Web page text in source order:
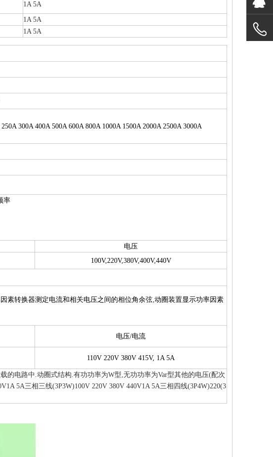
1A 5A
1A 5A
1A 5A
300A 400A 500A 600A 800A 1000A 1500A 2000A 2500A 3000A
率
电压
100V,220V,380V,400V,440V
素转换器测定电流和相关电压之间的相位角余弦,动圈装置显示功率因素
电压/电流
110V 220V 380V 415V, 1A 5A
电路中.动圈式结构.有功功率为W型,无功功率为Var型其他的电压(配次
5A三相三线(3P3W)100V 220V 380V 440V1A 5A三相四线(3P4W)220(3